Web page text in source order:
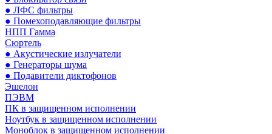
● ЛФС фильтры
● Помехоподавляющие фильтры
НПП Гамма
Сюртель
● Акустические излучатели
● Генераторы шума
● Подавители диктофонов
Эшелон
ПЭВМ
ПК в защищенном исполнении
Ноутбук в защищенном исполнении
Моноблок в защищенном исполнении